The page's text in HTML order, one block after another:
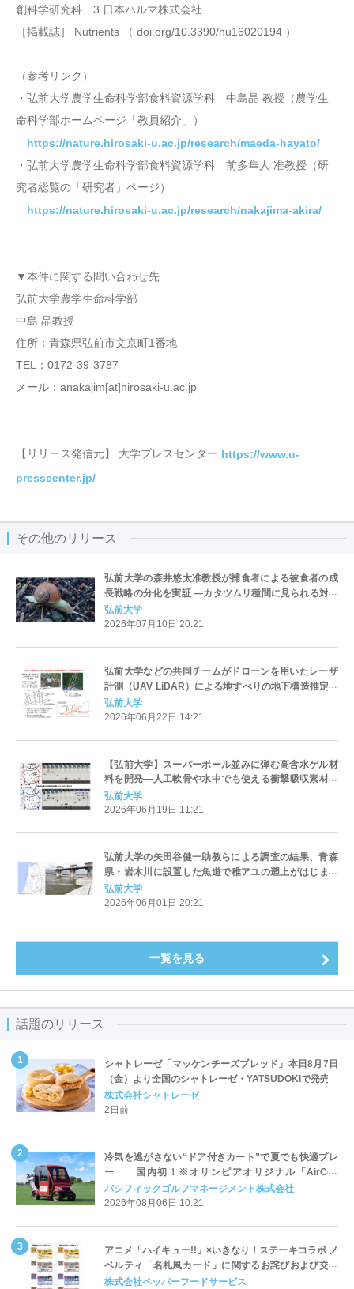
創科学研究科、3.日本ハルマ株式会社
［掲載誌］ Nutrients （ doi.org/10.3390/nu16020194 ）
（参考リンク）
・弘前大学農学生命科学部食料資源学科 中島晶 教授（農学生
命科学部ホームページ「教員紹介」）
https://nature.hirosaki-u.ac.jp/research/maeda-hayato/
・弘前大学農学生命科学部食料資源学科 前多隼人 准教授（研
究者総覧の「研究者」ページ）
https://nature.hirosaki-u.ac.jp/research/nakajima-akira/
▼本件に関する問い合わせ先
弘前大学農学生命科学部
中島 晶教授
住所：青森県弘前市文京町1番地
TEL：0172-39-3787
メール：anakajim[at]hirosaki-u.ac.jp
【リリース発信元】 大学プレスセンター https://www.u-
presscenter.jp/
その他のリリース
弘前大学の森井悠太准教授が捕食者による被食者の成
長戦略の分化を実証 ―カタツムリ種間に見られる対捕
食者戦略の分化を発見
弘前大学
2026年07月10日 20:21
弘前大学などの共同チームがドローンを用いたレーザ
計測（UAV LiDAR）による地すべりの地下構造推定技
術を開発 ― 地すべり災害の早期復旧を支援し、地域の
Well-being向上へ
弘前大学
2026年06月22日 14:21
【弘前大学】スーパーボール並みに弾む高含水ゲル材
料を開発―人工軟骨や水中でも使える衝撃吸収素材に
向けた次世代スマート材料に期待―
弘前大学
2026年06月19日 11:21
弘前大学の矢田谷健一助教らによる調査の結果、青森
県・岩木川に設置した魚道で稚アユの遡上がはじまっ
ていることが判明
弘前大学
2026年06月01日 20:21
一覧を見る
話題のリリース
シャトレーゼ「マッケンチーズブレッド」本日8月7日
（金）より全国のシャトレーゼ・YATSUDOKIで発売
株式会社シャトレーゼ
2日前
冷気を逃がさない“ドア付きカート”で夏でも快適プレ
ー 国内初！※オリンピアオリジナル「AirCon
Cart（エアコンカート）」導入 | ＰＧＭ
パシフィックゴルフマネージメント株式会社
2026年08月06日 10:21
アニメ「ハイキュー!!」×いきなり！ステーキコラボ ノ
ベルティ「名札風カード」に関するお詫びおよび交換
対応についてのご案内
株式会社ペッパーフードサービス